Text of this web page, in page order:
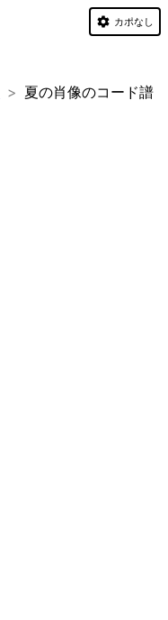
夏の肖像のコード譜
カポなし